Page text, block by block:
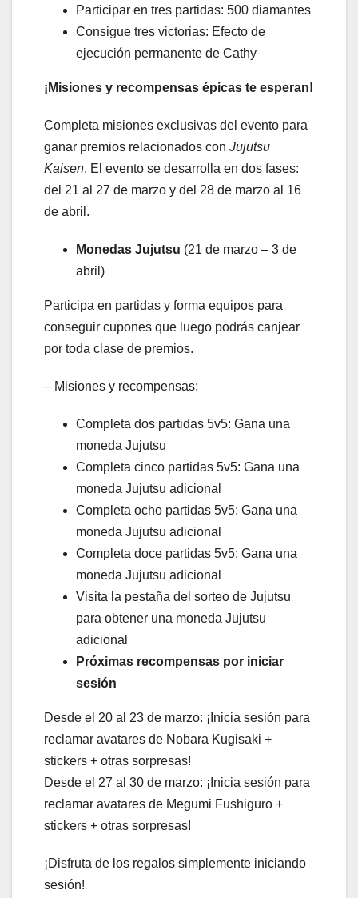
Participar en tres partidas: 500 diamantes
Consigue tres victorias: Efecto de
ejecución permanente de Cathy
¡Misiones y recompensas épicas te esperan!
Completa misiones exclusivas del evento para
ganar premios relacionados con Jujutsu
Kaisen. El evento se desarrolla en dos fases:
del 21 al 27 de marzo y del 28 de marzo al 16
de abril.
Monedas Jujutsu (21 de marzo – 3 de
abril)
Participa en partidas y forma equipos para
conseguir cupones que luego podrás canjear
por toda clase de premios.
– Misiones y recompensas:
Completa dos partidas 5v5: Gana una
moneda Jujutsu
Completa cinco partidas 5v5: Gana una
moneda Jujutsu adicional
Completa ocho partidas 5v5: Gana una
moneda Jujutsu adicional
Completa doce partidas 5v5: Gana una
moneda Jujutsu adicional
Visita la pestaña del sorteo de Jujutsu
para obtener una moneda Jujutsu
adicional
Próximas recompensas por iniciar
sesión
Desde el 20 al 23 de marzo: ¡Inicia sesión para
reclamar avatares de Nobara Kugisaki +
stickers + otras sorpresas!
Desde el 27 al 30 de marzo: ¡Inicia sesión para
reclamar avatares de Megumi Fushiguro +
stickers + otras sorpresas!
¡Disfruta de los regalos simplemente iniciando
sesión!